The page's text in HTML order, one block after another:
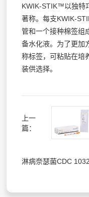
KWIK-STIK™以独特
著称。每支KWIK-
管和一个接种棉签组
备水化液。为了更加
称标签，可粘贴在培
装供选择。
上一
篇：
淋病奈瑟菌CDC